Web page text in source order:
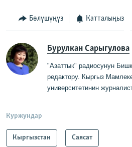
Бөлүшүңүз Катталыңыз
Бурулкан Сарыгулова
"Азаттык" радиосунун
редактору. Кыргыз
университетинин
Куржундар
Кыргызстан Саясат